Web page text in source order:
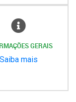
GERAIS
Saiba mais